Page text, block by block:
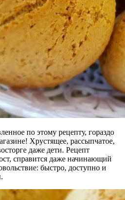
по этому рецепту, гораздо
Хрустящее, рассыпчатое,
даже дети. Рецепт
справится даже начинающий
быстро, доступно и